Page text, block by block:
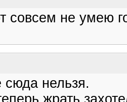
совсем не умею
нельзя.
жрать